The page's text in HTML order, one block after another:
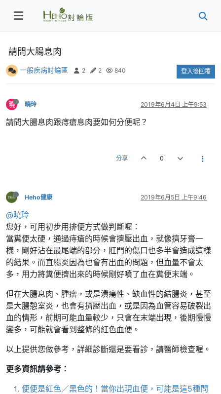
請問大腸息肉
一般疾病討論區 2 2 840 登入後回覆
曉 曉玲 2019年6月4日 上午9:53
請問大腸息肉跟痔瘡息肉要如何分便呢？
分享 0
Heho健康 2019年6月5日 上午9:46
@曉玲
您好，可用初步用排便方式做判斷喔：
當糞便太硬，通過痔瘡的時候會擠壓出血，就像擠牙膏一
樣，剛好沾在最尾端的部分，肛門的傷口也多半會造成這樣
的結果。而直腸炎因為也會有出血的問題，但血量不會太
多，用力將糞便擠出來的時候剛好噴了血在糞便末端。
但在大腸息肉、腫瘤，或是潰瘍性、缺血性的結腸炎，甚至
是大腸憩室炎，也會有擠壓出血，或是因為血管容易破裂出
血的情形，前期可能血量較少，只會在末端出現，後期慢慢
變多，可能就會看到整條的紅色血便。
以上提供您做參考，詳細診斷還是要看診，請醫師檢查喔。
更多資訊請參考：
便便是紅色／黑色的！當你出現血便，可能是這5種問